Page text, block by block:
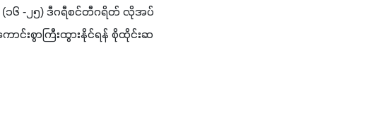
(၁၆ -၂၅) ဒီဂရီစင်တီဂရိတ် လိုအပ်
င်းစွာကြီးထွားနိုင်ရန် စိုထိုင်းဆ